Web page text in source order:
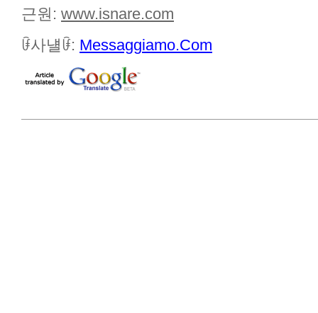
근원: www.isnare.com
ꀰ사냴ꀰ: Messaggiamo.Com